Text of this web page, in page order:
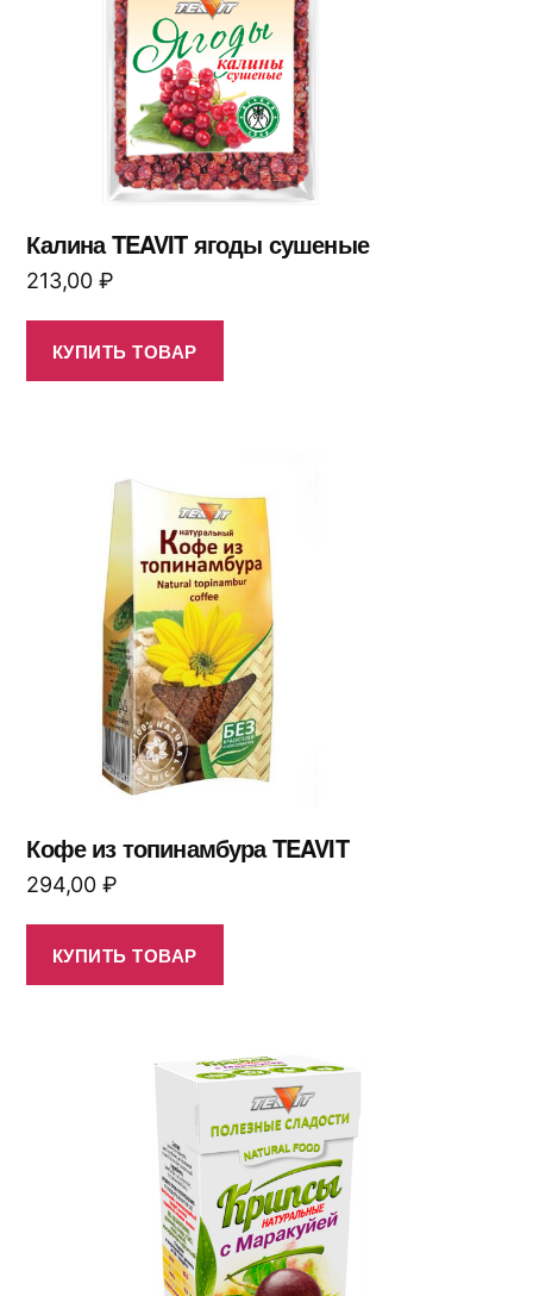
Калина TEAVIT ягоды сушеные
213,00 ₽
КУПИТЬ ТОВАР
Кофе из топинамбура TEAVIT
294,00 ₽
КУПИТЬ ТОВАР